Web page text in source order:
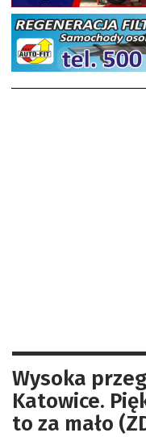
Wysoka
Katowice.
to za mało